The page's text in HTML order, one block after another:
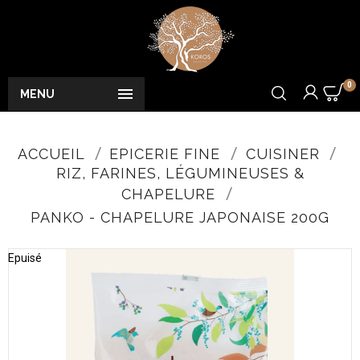

MENU
0
ACCUEIL EPICERIE FINE
CUISINER
RIZ, FARINES, LÉGUMINEUSES &
CHAPELURE
PANKO - CHAPELURE JAPONAISE 200G
Epuisé